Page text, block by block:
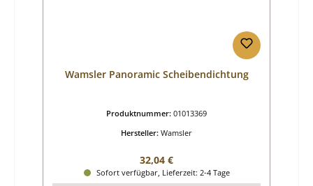
Wamsler Panoramic Scheibendichtung
Produktnummer: 01013369
Hersteller: Wamsler
Regulärer Preis:
32,04 €
Sofort verfügbar, Lieferzeit: 2-4 Tage